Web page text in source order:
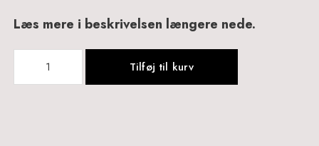
Læs mere i beskrivelsen længere nede.
Tilføj til kurv